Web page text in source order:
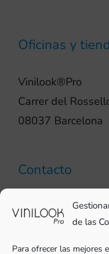
de las
Para ofrecer las mejores
Oficinas y
Vinilook®Pro
Carrer del
08037 Barcelona
Contacto